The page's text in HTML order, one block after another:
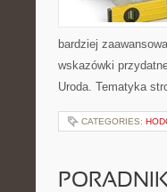
bardziej
wskazówki
Uroda. Tematyka
CATEGORIES: